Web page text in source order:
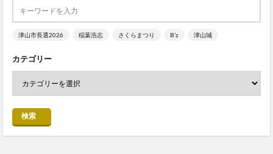
津山市長選2026 稲葉浩志 さくらまつり B’z 津山城
カテゴリー
検索